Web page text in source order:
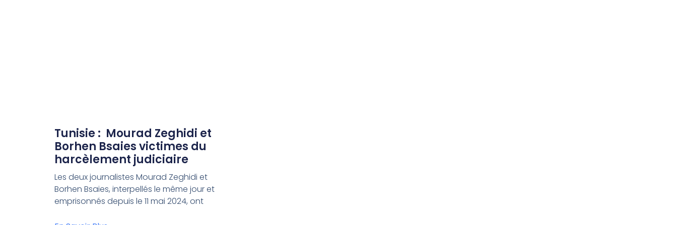
Tunisie : Mourad Zeghidi et
Borhen Bsaies victimes du
harcèlement judiciaire
Les deux journalistes Mourad Zeghidi et
Borhen Bsaies, interpellés le même jour et
emprisonnés depuis le 11 mai 2024, ont